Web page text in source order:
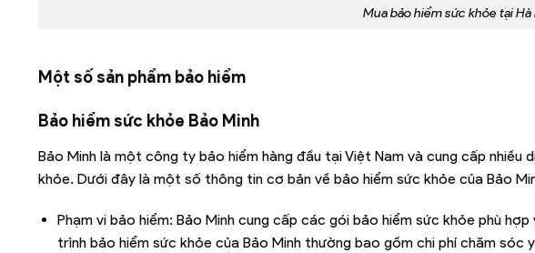
Mua bảo hiểm sức khỏe tại Hà
Một số sản phẩm bảo hiểm
Bảo hiểm sức khỏe Bảo Minh
Bảo Minh là một công ty bảo hiểm hàng đầu tại Việt Nam và cung cấp nhiều
khỏe. Dưới đây là một số thông tin cơ bản về bảo hiểm sức khỏe của Bảo
Phạm vi bảo hiểm: Bảo Minh cung cấp các gói bảo hiểm sức khỏe phù
trình bảo hiểm sức khỏe của Bảo Minh thường bao gồm chi phí chăm sóc